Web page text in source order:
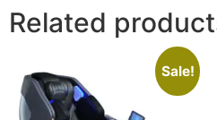
Related
Sale!